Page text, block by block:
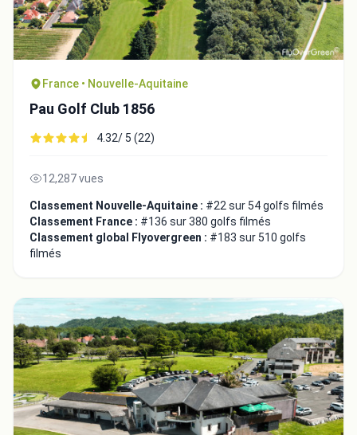
France • Nouvelle-Aquitaine
Pau Golf Club 1856
4.32/ 5 (22)
12,287 vues
Classement Nouvelle-Aquitaine : #22 sur 54 golfs filmés
Classement France : #136 sur 380 golfs filmés
Classement global Flyovergreen : #183 sur 510 golfs
filmés
Intégrer la video
Choix de la vidéo:
Copier dans le presse-papiers